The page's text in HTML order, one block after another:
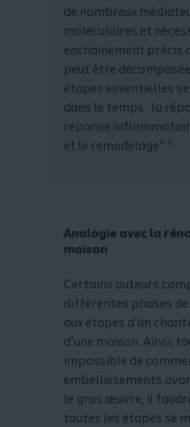
de nombreux
moléculaires et
enchainement précis
peut être
étapes essentielles
dans le temps : la
réponse
et le remodelage4-6.
Analogie avec la
maison
Certains auteurs
différentes phases
aux étapes d’un
d’une maison. Ainsi,
impossible de
embellissements
le gros œuvre, il
toutes les étapes se